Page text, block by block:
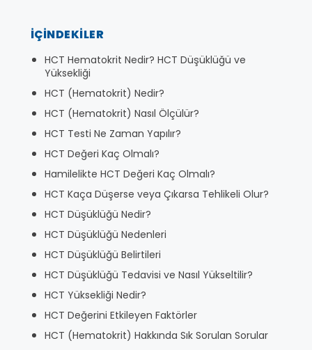
İÇINDEKILER
HCT Hematokrit Nedir? HCT Düşüklüğü ve
Yüksekliği
HCT (Hematokrit) Nedir?
HCT (Hematokrit) Nasıl Ölçülür?
HCT Testi Ne Zaman Yapılır?
HCT Değeri Kaç Olmalı?
Hamilelikte HCT Değeri Kaç Olmalı?
HCT Kaça Düşerse veya Çıkarsa Tehlikeli Olur?
HCT Düşüklüğü Nedir?
HCT Düşüklüğü Nedenleri
HCT Düşüklüğü Belirtileri
HCT Düşüklüğü Tedavisi ve Nasıl Yükseltilir?
HCT Yüksekliği Nedir?
HCT Değerini Etkileyen Faktörler
HCT (Hematokrit) Hakkında Sık Sorulan Sorular